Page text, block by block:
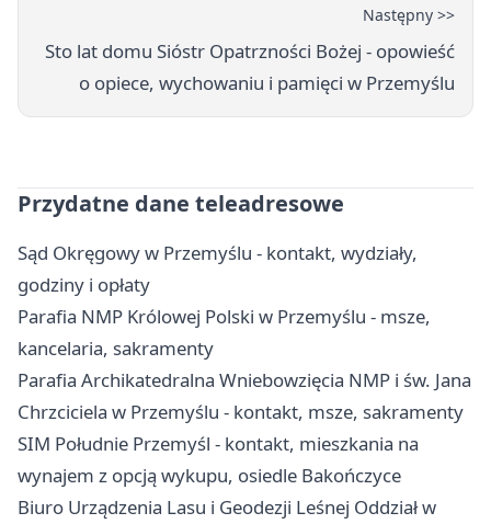
Następny >>
Sto lat domu Sióstr Opatrzności Bożej - opowieść
o opiece, wychowaniu i pamięci w Przemyślu
Przydatne dane teleadresowe
Sąd Okręgowy w Przemyślu - kontakt, wydziały,
godziny i opłaty
Parafia NMP Królowej Polski w Przemyślu - msze,
kancelaria, sakramenty
Parafia Archikatedralna Wniebowzięcia NMP i św. Jana
Chrzciciela w Przemyślu - kontakt, msze, sakramenty
SIM Południe Przemyśl - kontakt, mieszkania na
wynajem z opcją wykupu, osiedle Bakończyce
Biuro Urządzenia Lasu i Geodezji Leśnej Oddział w